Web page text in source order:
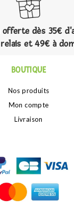
offerte dès 35€
et 49€ à
BOUTIQUE
Nos produits
Mon compte
Livraison